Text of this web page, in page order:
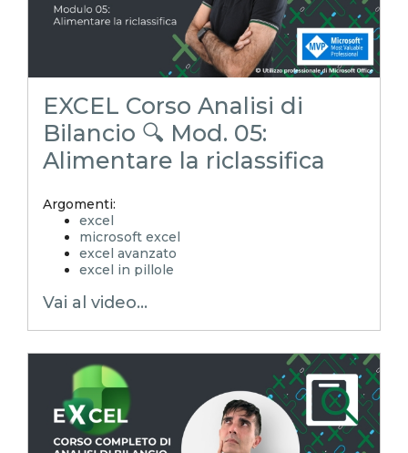
rendiconto finanziario
indici di bilancio
corso analisi di bilancio
EXCEL Corso Analisi di
Bilancio 🔍 Mod. 05:
Alimentare la riclassifica
Argomenti:
excel
microsoft excel
excel avanzato
excel in pillole
EXCELtrucchiesegreti
xlsx
excel tips
EXCELoltreognilimiteTRUCCHIeSEGRETI
excel facile
excel tutorial italiano
excel magico
emmanuele vietti
Vai al video...